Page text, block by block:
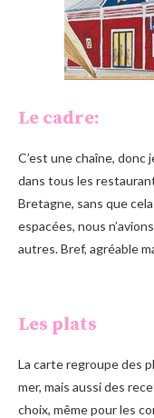
Le cadre:
C’est une chaîne, donc
dans tous les
Bretagne, sans que
espacées, nous
autres. Bref, agréable
Les plats
La carte regroupe des
mer, mais aussi des
choix, même pour les